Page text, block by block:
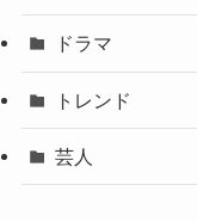
ドラマ
トレンド
芸人